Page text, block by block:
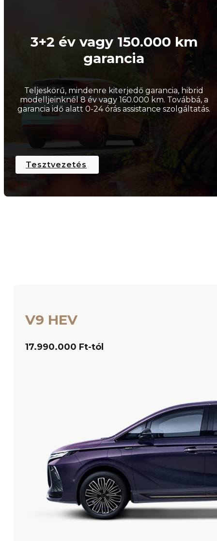
3+2 év vagy 150.000 km
garancia
Teljeskörű, mindenre kiterjedő garancia, hibrid
modelljeinknél 8 év vagy 160.000 km. Továbbá, a
garancia idő alatt 0-24 órás assistance szolgáltatás.
Tesztvezetés
V9 HEV
17.990.000 Ft-tól